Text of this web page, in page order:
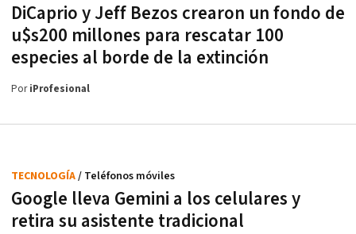
DiCaprio y Jeff Bezos crearon un fondo de
u$s200 millones para rescatar 100
especies al borde de la extinción
PoriProfesional
Google lleva Gemini a los celulares y
retira su asistente tradicional
TECNOLOGÍA/ Teléfonos móviles